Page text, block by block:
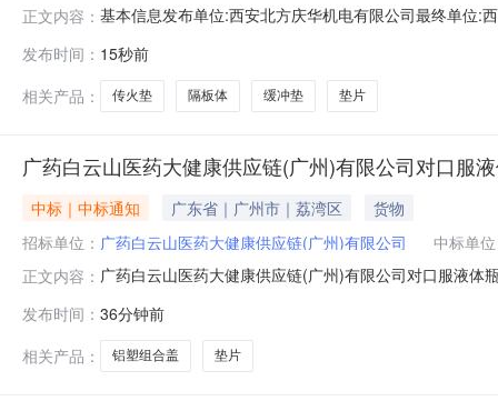
正文内容： 基本信息发布单位:西安北方庆华机电有限公司最终单位:
10天；3BG154-7.0-13隔板体其他其他80.0件80.0件料
发布时间： 15秒前
相关产品：
传火垫 隔板体 缓冲垫 垫片
广药白云山医药大健康供应链(广州)有限公司对口服
中标｜中标通知 广东省｜广州市｜荔湾区
货物
招标单位： 广药白云山医药大健康供应链(广州)有限公司
中标单
正文内容： 广药白云山医药大健康供应链(广州)有限公司对口服液体
货物类三、采购控制价四、采购内容广药白云山医药大
公司，湖北利康医用材料股份有限公司，
发布时间： 36分钟前
相关产品：
铝塑组合盖 垫片